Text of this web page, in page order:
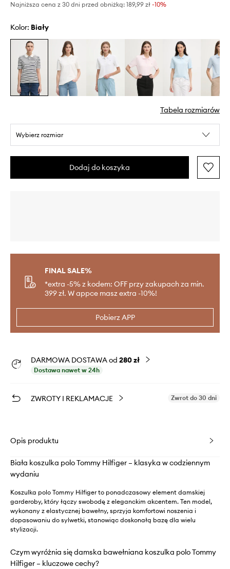
Najniższa cena z 30 dni przed obniżką: 189,99 zł -10%
Kolor: biały
Tabela rozmiarów
Wybierz rozmiar
Dodaj do koszyka
FINAL SALE%
*extra -5% z kodem: OFF przy zakupach za min.
399 zł. W appce masz extra -10%!
Pobierz APP
DARMOWA DOSTAWA od 280 zł
Dostawa nawet w 24h
ZWROTY I REKLAMACJE Zwrot do 30 dni
Opis produktu
Biała koszulka polo Tommy Hilfiger – klasyka w codziennym
wydaniu
Koszulka polo Tommy Hilfiger to ponadczasowy element damskiej
garderoby, który łączy swobodę z eleganckim akcentem. Ten model,
wykonany z elastycznej bawełny, sprzyja komfortowi noszenia i
dopasowaniu do sylwetki, stanowiąc doskonałą bazę dla wielu
stylizacji.
Czym wyróżnia się damska bawełniana koszulka polo Tommy
Hilfiger – kluczowe cechy?